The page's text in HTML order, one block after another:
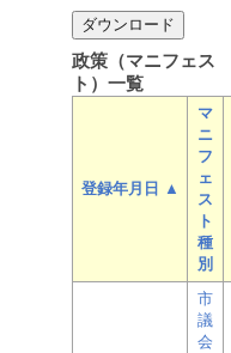
政策（マニフェス
ト）一覧
登録年月日 ▲
マ
ニ
フ
ェ
ス
ト
種
別
市
議
会